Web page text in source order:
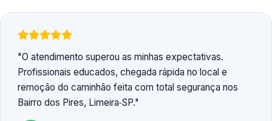
O atendimento superou as minhas expectativas.
Profissionais educados, chegada rápida no local e
remoção do caminhão feita com total segurança nos
Bairro dos Pires, Limeira‑SP.